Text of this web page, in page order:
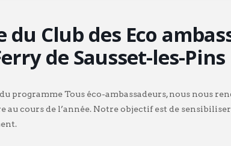
du Club des Eco
de Sausset-les-Pins
programme Tous éco-ambassadeurs, nous nous
au cours de l’année. Notre objectif est de